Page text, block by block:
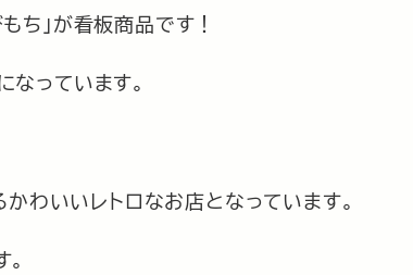
ち」が看板商品です！
っています。
わいいレトロなお店となっています。